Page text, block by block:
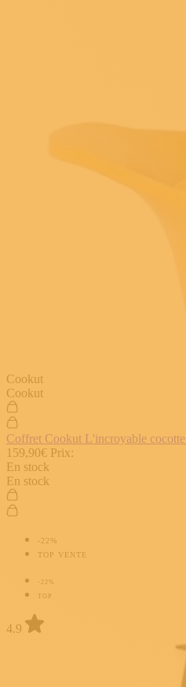
Cookut
Cookut
Coffret Cookut L'incroyable
159,90€ Prix:
En stock
En stock
-22%
TOP VENTE
-22%
TOP
4.9